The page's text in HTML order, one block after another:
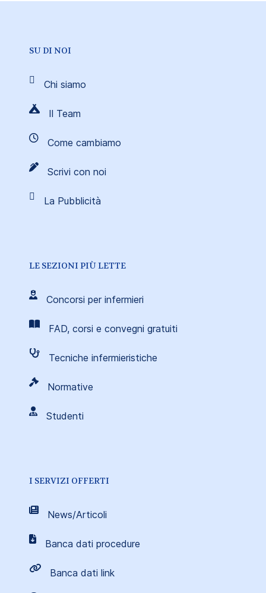
SU DI NOI
Chi siamo
Il Team
Come cambiamo
Scrivi con noi
La Pubblicità
LE SEZIONI PIÙ LETTE
Concorsi per infermieri
FAD, corsi e convegni gratuiti
Tecniche infermieristiche
Normative
Studenti
I SERVIZI OFFERTI
News/Articoli
Banca dati procedure
Banca dati link